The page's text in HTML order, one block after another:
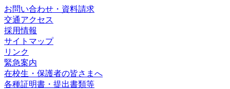
お問い合わせ・資料請求
交通アクセス
採用情報
サイトマップ
リンク
緊急案内
在校生・保護者の皆さまへ
各種証明書・提出書類等